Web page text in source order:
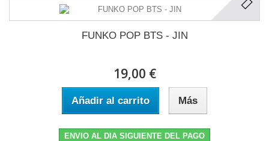
FUNKO POP BTS - JIN
19,00 €
Añadir al carrito Más
ENVIO AL DIA SIGUIENTE DEL PAGO